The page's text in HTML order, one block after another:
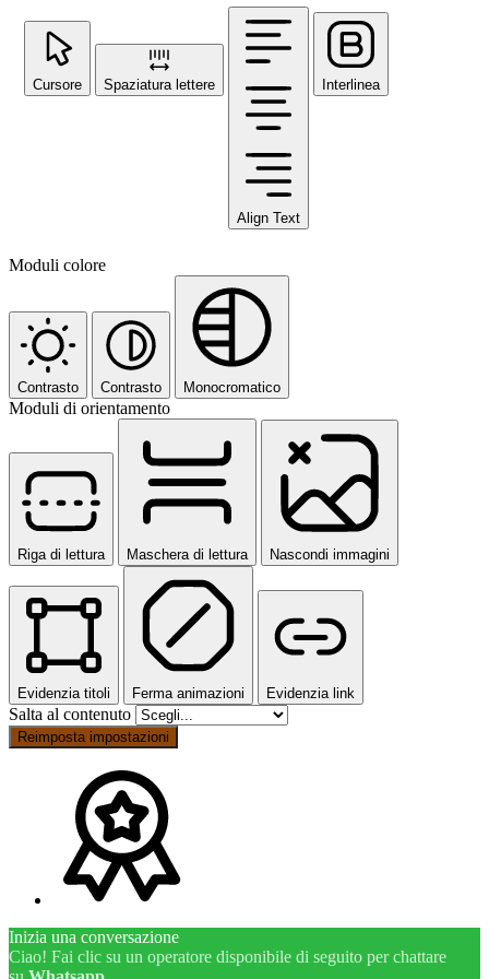
Cursore Spaziatura lettere
Align Text
Interlinea
Moduli colore
Contrasto Contrasto Monocromatico
Moduli di orientamento
Riga di lettura Maschera di lettura Nascondi immagini
Evidenzia titoli Ferma animazioni Evidenzia link
Salta al contenuto
Reimposta impostazioni
Inizia una conversazione
Ciao! Fai clic su un operatore disponibile di seguito per chattare